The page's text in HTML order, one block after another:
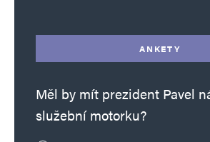
ANKETY
Měl by mít prezident Pavel
služební motorku?